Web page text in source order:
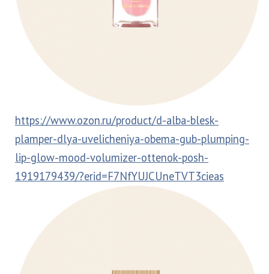
https://www.ozon.ru/product/d-alba-blesk-
plamper-dlya-uvelicheniya-obema-gub-plumping-
lip-glow-mood-volumizer-ottenok-posh-
1919179439/?erid=F7NfYUJCUneTVT3cieas